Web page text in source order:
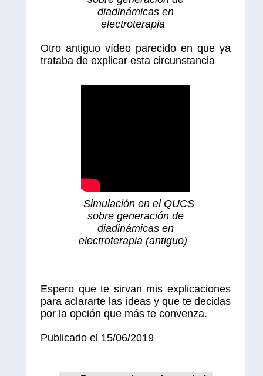
diadinámicas en
electroterapia
Otro antiguo vídeo parecido en que ya
trataba de explicar esta circunstancia
Simulación en el QUCS
sobre generación de
diadinámicas en
electroterapia (antiguo)
Espero que te sirvan mis explicaciones
para aclararte las ideas y que te decidas
por la opción que más te convenza.
Publicado el 15/06/2019